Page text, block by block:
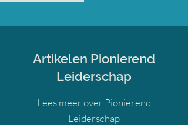
Artikelen Pionierend
Leiderschap
Lees meer over Pionierend
Leiderschap